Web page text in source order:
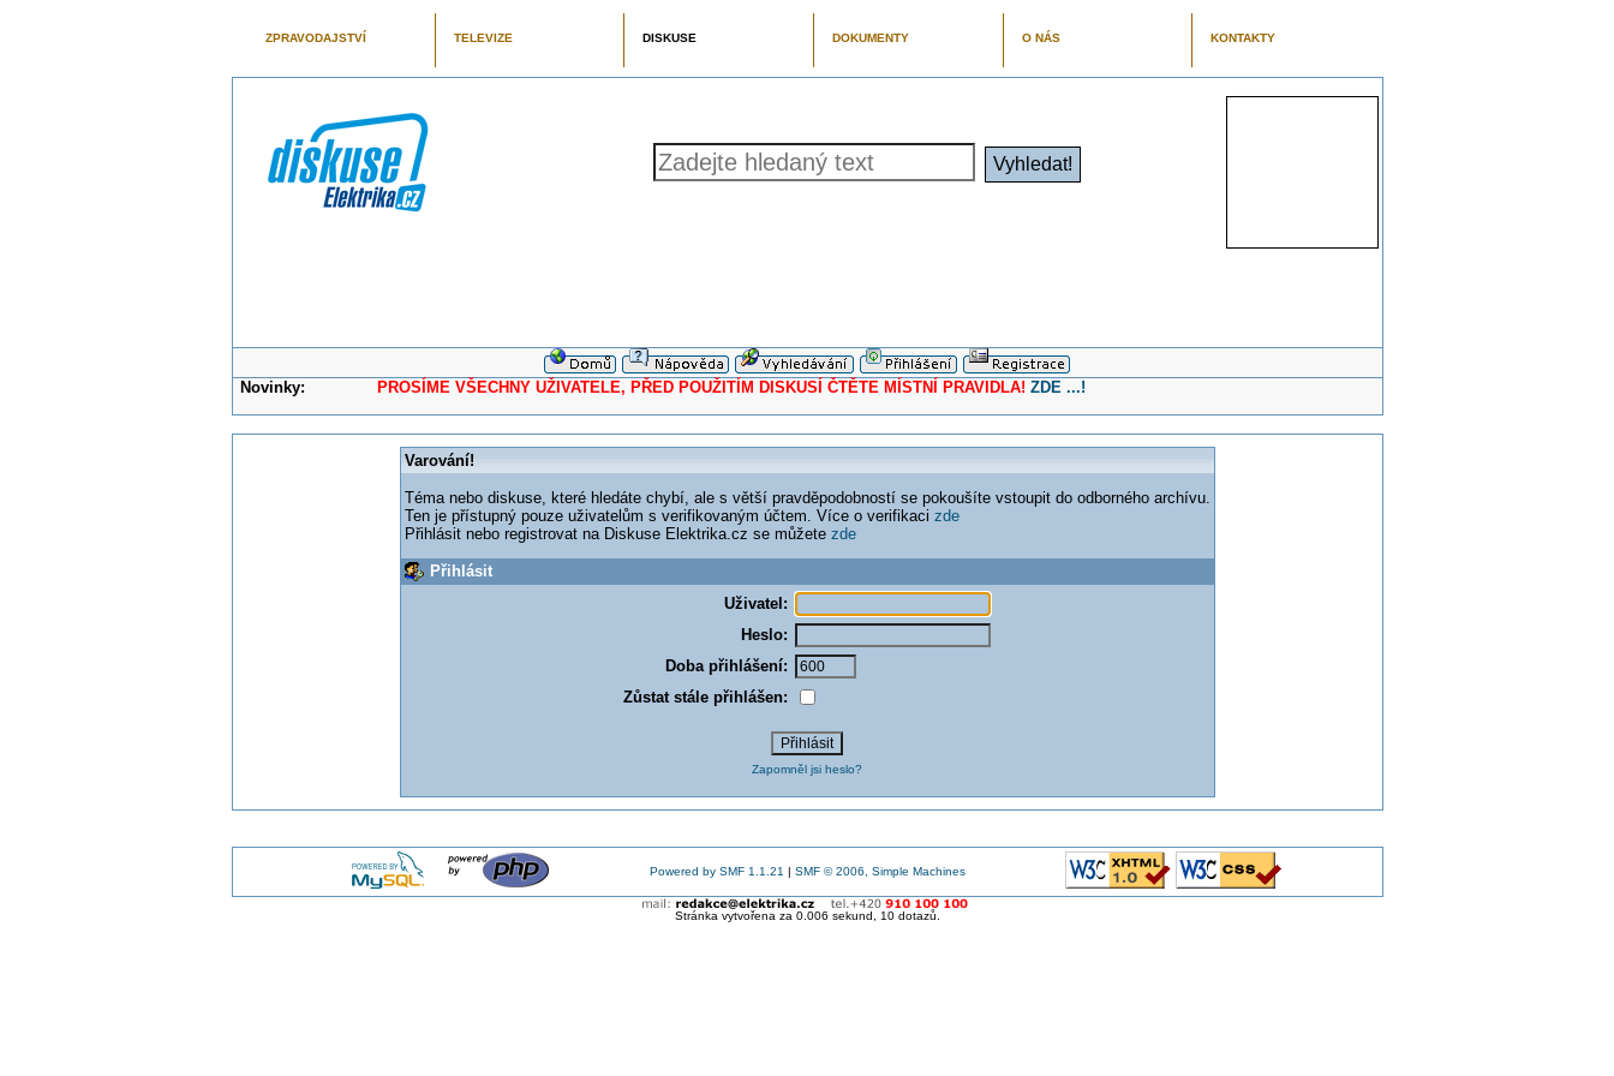
ZPRAVODAJSTVÍ TELEVIZE DISKUSE DOKUMENTY O NÁS KONTAKTY
Novinky: PROSÍME VŠECHNY UŽIVATELE, PŘED POUŽITÍM DISKUSÍ ČTĚTE MÍSTNÍ PRAVIDLA! ZDE ...!
Varování!
Téma nebo diskuse, které hledáte chybí, ale s větší pravděpodobností se pokoušíte vstoupit do odborného archívu.
Ten je přístupný pouze uživatelům s verifikovaným účtem. Více o verifikaci zde
Přihlásit nebo registrovat na Diskuse Elektrika.cz se můžete zde
Přihlásit
Uživatel:
Heslo:
Doba přihlášení:
Zůstat stále přihlášen:
Zapomněl jsi heslo?
Powered by SMF 1.1.21 | SMF © 2006, Simple Machines
Stránka vytvořena za 0.006 sekund, 10 dotazů.